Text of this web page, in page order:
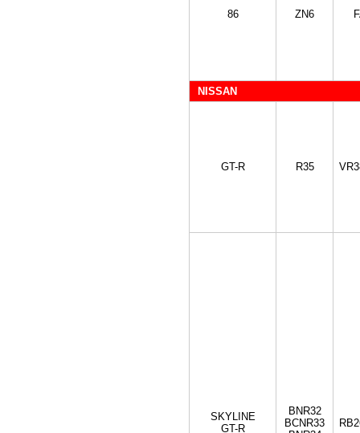
86 ZN6
NISSAN
GT-R R35
SKYLINE
GT-R
BNR32
BCNR33